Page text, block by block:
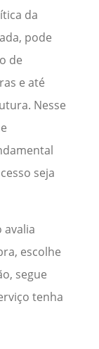
da
pode
de
e até
Nesse
seja
avalia
escolhe
segue
tenha